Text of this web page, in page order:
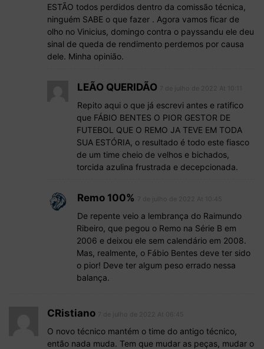
ESTÃO todos perdidos dentro da comissão técnica,
ninguém SABE o que fazer . Agora vamos ficar de
olho no Vinicius, domingo contra o payssandu ele deu
sinal de queda de rendimento perdemos por causa
dele. Minha opinião.
LEÃO QUERIDÃO
Repito aqui o que já escrevi antes e ratifico
que FÁBIO BENTES O PIOR GESTOR DE
FUTEBOL QUE O REMO JA TEVE EM TODA
SUA ESTÓRIA, o resultado é todo este fiasco
de um time cheio de velhos e bichados,
torcida azulina frustrada e decepcionada.
Remo 100%
De repente veio a lembrança do Raimundo
Ribeiro, que pegou o Remo na Série B em
2006 e deixou ele sem calendário em 2008.
Mas, realmente, o Fábio Bentes deve ter sido
o pior! Deve ter algum peso errado nessa
balança.
CRistiano
O novo técnico mantém o time do antigo técnico,
então nada muda. Tem que mudar as peças, mudar o